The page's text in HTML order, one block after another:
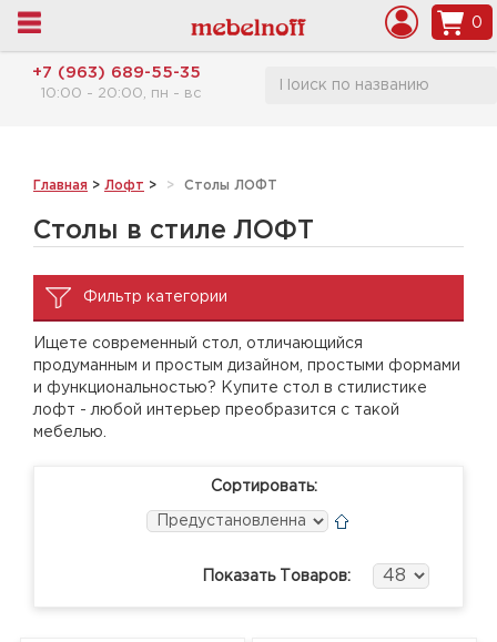
0
+7 (963) 689-55-35
10:00 - 20:00, пн - вс
Главная > Лофт > Столы ЛОФТ
Столы в стиле ЛОФТ
Фильтр категории
Ищете современный стол, отличающийся
продуманным и простым дизайном, простыми формами
и функциональностью? Купите стол в стилистике
лофт - любой интерьер преобразится с такой
мебелью.
Сортировать:
Показать Товаров: